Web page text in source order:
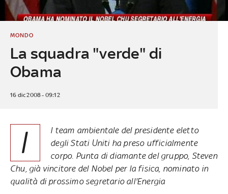
La squadra "verde" di
Obama
MONDO
16 dic 2008 - 09:12
I
l team ambientale del presidente eletto
degli Stati Uniti ha preso ufficialmente
corpo. Punta di diamante del gruppo, Steven
Chu, già vincitore del Nobel per la fisica, nominato in
qualità di prossimo segretario all'Energia